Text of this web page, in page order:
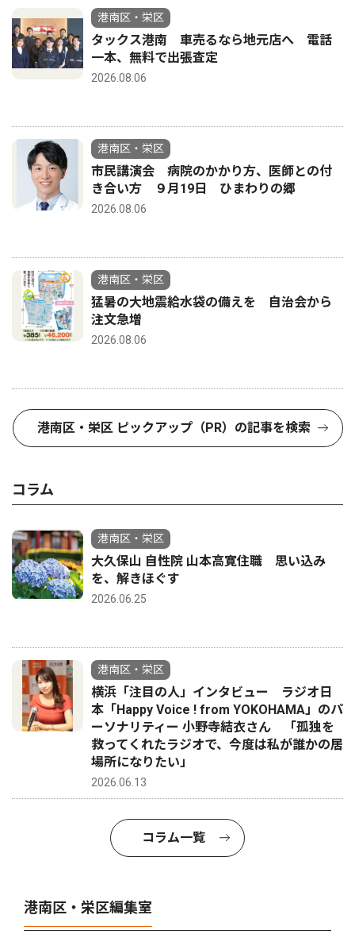
港南区・栄区
タックス港南 車売るなら地元店へ 電話
一本、無料で出張査定
2026.08.06
港南区・栄区
市民講演会 病院のかかり方、医師との付
き合い方 ９月19日 ひまわりの郷
2026.08.06
港南区・栄区
猛暑の大地震給水袋の備えを 自治会から
注文急増
2026.08.06
港南区・栄区 ピックアップ（PR）の記事を検索
コラム
港南区・栄区
大久保山 自性院 山本高寛住職 思い込み
を、解きほぐす
2026.06.25
港南区・栄区
横浜「注目の人」インタビュー ラジオ日
本「Happy Voice ! from YOKOHAMA」のパ
ーソナリティー 小野寺結衣さん 「孤独を
救ってくれたラジオで、今度は私が誰かの居
場所になりたい」
2026.06.13
コラム一覧
港南区・栄区編集室